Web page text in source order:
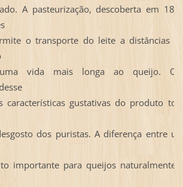
A pasteurização, descoberta em
o transporte do leite a distâncias
uma vida mais longa ao queijo. O
características gustativas do produto
dos puristas. A diferença entre
importante para queijos naturalmente